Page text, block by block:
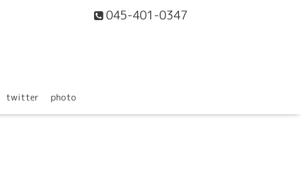
045-401-0347
twitter photo